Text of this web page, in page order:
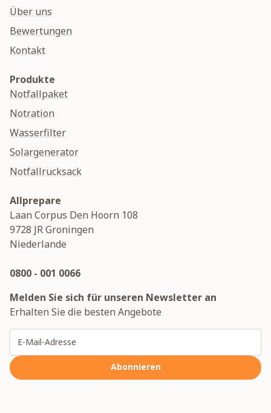
Über uns
Bewertungen
Kontakt
Produkte
Notfallpaket
Notration
Wasserfilter
Solargenerator
Notfallrucksack
Allprepare
Laan Corpus Den Hoorn 108
9728 JRGroningen
Niederlande
0800 - 001 0066
Melden Sie sich für unseren Newsletter an
Erhalten Sie die besten Angebote
Abonnieren